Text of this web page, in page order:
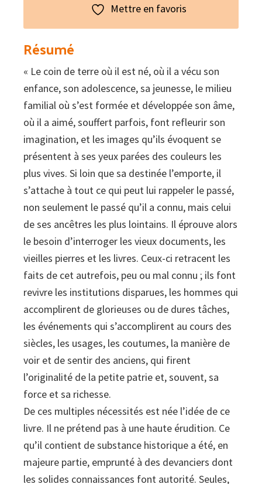
la
ville
de
Tulle
Mettre en favoris
Résumé
« Le coin de terre où il est né, où il a vécu son
enfance, son adolescence, sa jeunesse, le milieu
familial où s’est formée et développée son âme,
où il a aimé, souffert parfois, font refleurir son
imagination, et les images qu’ils évoquent se
présentent à ses yeux parées des couleurs les
plus vives. Si loin que sa destinée l’emporte, il
s’attache à tout ce qui peut lui rappeler le passé,
non seulement le passé qu’il a connu, mais celui
de ses ancêtres les plus lointains. Il éprouve alors
le besoin d’interroger les vieux documents, les
vieilles pierres et les livres. Ceux-ci retracent les
faits de cet autrefois, peu ou mal connu ; ils font
revivre les institutions disparues, les hommes qui
accomplirent de glorieuses ou de dures tâches,
les événements qui s’accomplirent au cours des
siècles, les usages, les coutumes, la manière de
voir et de sentir des anciens, qui firent
l’originalité de la petite patrie et, souvent, sa
force et sa richesse.
De ces multiples nécessités est née l’idée de ce
livre. Il ne prétend pas à une haute érudition. Ce
qu’il contient de substance historique a été, en
majeure partie, emprunté à des devanciers dont
les solides connaissances font autorité. Seules,